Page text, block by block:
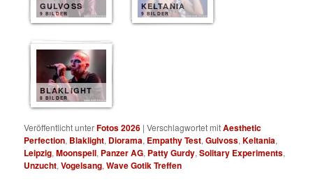
GULVOSS
9 BILDER
KELTANIA
9 BILDER
BLAKLIGHT
8 BILDER
Veröffentlicht unterFotos 2026 |Verschlagwortet mitAesthetic
Perfection, Blaklight, Diorama, Empathy Test,Gulvoss,Keltania,
Leipzig,Moonspell, Panzer AG, Patty Gurdy,Solitary Experiments,
Unzucht,Vogelsang,Wave Gotik Treffen